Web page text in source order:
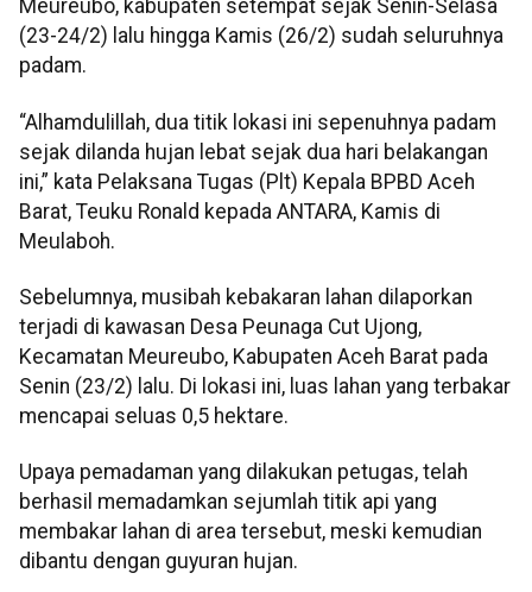
Meureubo, kabupaten setempat sejak Senin-Selasa
(23-24/2) lalu hingga Kamis (26/2) sudah seluruhnya
padam.
“Alhamdulillah, dua titik lokasi ini sepenuhnya padam
sejak dilanda hujan lebat sejak dua hari belakangan
ini,” kata Pelaksana Tugas (Plt) Kepala BPBD Aceh
Barat, Teuku Ronald kepada ANTARA, Kamis di
Meulaboh.
Sebelumnya, musibah kebakaran lahan dilaporkan
terjadi di kawasan Desa Peunaga Cut Ujong,
Kecamatan Meureubo, Kabupaten Aceh Barat pada
Senin (23/2) lalu. Di lokasi ini, luas lahan yang terbakar
mencapai seluas 0,5 hektare.
Upaya pemadaman yang dilakukan petugas, telah
berhasil memadamkan sejumlah titik api yang
membakar lahan di area tersebut, meski kemudian
dibantu dengan guyuran hujan.